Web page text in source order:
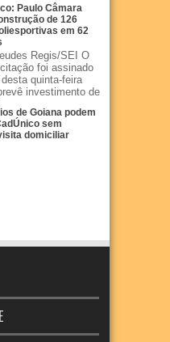
Paulo Câmara
de 126
em 62
Regis/SEI O
foi assinado
quinta-feira
investimento de
de Goiana podem
sem
domiciliar